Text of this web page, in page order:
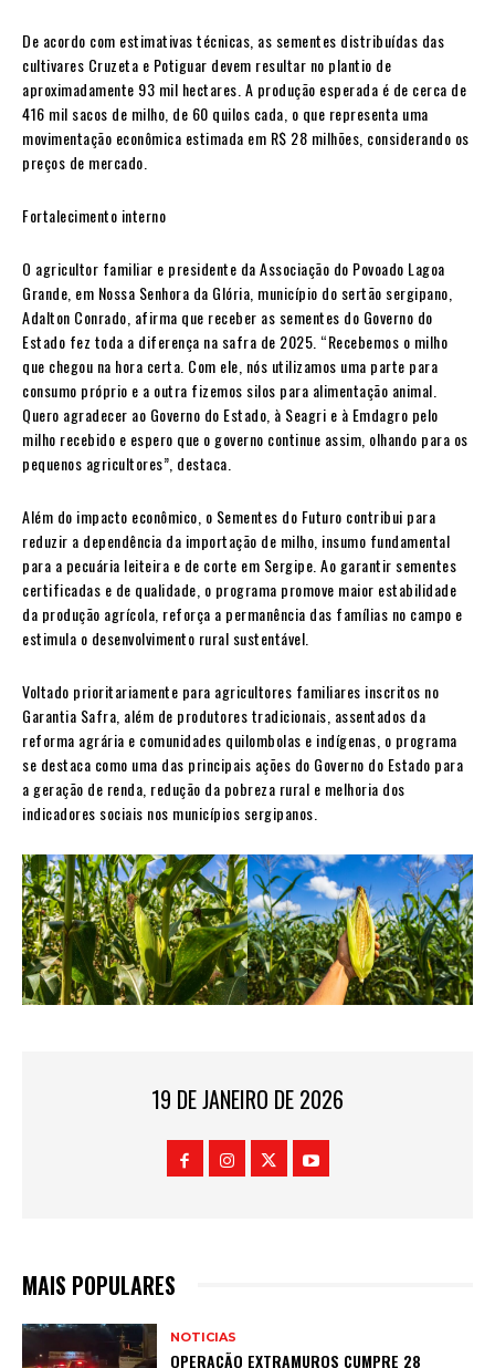
De acordo com estimativas técnicas, as sementes distribuídas das
cultivares Cruzeta e Potiguar devem resultar no plantio de
aproximadamente 93 mil hectares. A produção esperada é de cerca de
416 mil sacos de milho, de 60 quilos cada, o que representa uma
movimentação econômica estimada em R$ 28 milhões, considerando os
preços de mercado.
Fortalecimento interno
O agricultor familiar e presidente da Associação do Povoado Lagoa
Grande, em Nossa Senhora da Glória, município do sertão sergipano,
Adalton Conrado, afirma que receber as sementes do Governo do
Estado fez toda a diferença na safra de 2025. “Recebemos o milho
que chegou na hora certa. Com ele, nós utilizamos uma parte para
consumo próprio e a outra fizemos silos para alimentação animal.
Quero agradecer ao Governo do Estado, à Seagri e à Emdagro pelo
milho recebido e espero que o governo continue assim, olhando para os
pequenos agricultores”, destaca.
Além do impacto econômico, o Sementes do Futuro contribui para
reduzir a dependência da importação de milho, insumo fundamental
para a pecuária leiteira e de corte em Sergipe. Ao garantir sementes
certificadas e de qualidade, o programa promove maior estabilidade
da produção agrícola, reforça a permanência das famílias no campo e
estimula o desenvolvimento rural sustentável.
Voltado prioritariamente para agricultores familiares inscritos no
Garantia Safra, além de produtores tradicionais, assentados da
reforma agrária e comunidades quilombolas e indígenas, o programa
se destaca como uma das principais ações do Governo do Estado para
a geração de renda, redução da pobreza rural e melhoria dos
indicadores sociais nos municípios sergipanos.
19 DE JANEIRO DE 2026
MAIS POPULARES
NOTICIAS
OPERAÇÃO EXTRAMUROS CUMPRE 28